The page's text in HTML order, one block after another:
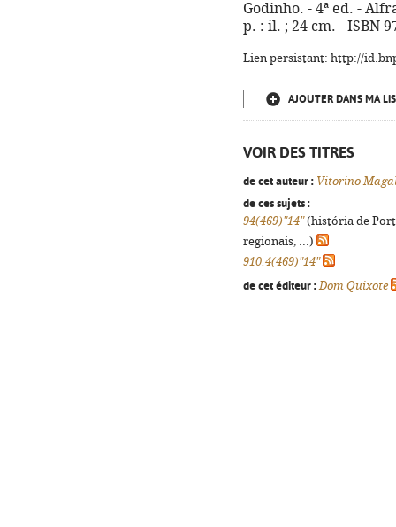
Godinho. - 4ª ed. -
p. : il. ; 24 cm. - ISBN
Lien persistant: http://
AJOUTER DANS MA
VOIR DES TITRES
de cet auteur : Vitorino
de ces sujets :
94(469)"14"(história de
regionais, ...)
910.4(469)"14"
de cet éditeur : Dom Quixote